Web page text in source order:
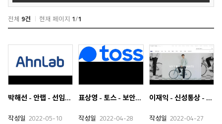
전체 9건 현재 페이지 1/1
박해선 - 안랩 - 선임연구원
작성일 2022-05-10
표상영 - 토스 - 보안연구원
작성일 2022-04-28
이재익 - 신성통상 - 인프라 관리 및 보안담당자
작성일 2022-04-27